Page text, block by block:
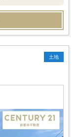
土地